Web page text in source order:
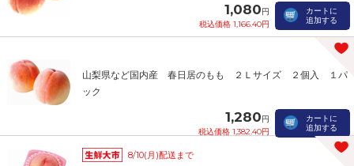
1,080円
税込価格 1,166.40円
カートに
追加する
山梨県など国内産 春日居のもも ２Ｌサイズ ２個入 １パ
ック
1,280円
税込価格 1,382.40円
カートに
追加する
8/10(月)配送まで